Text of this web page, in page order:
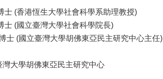
士 (香港恆生大學社會科學系助理教授)
士 (國立臺灣大學社會科學院長)
士 (國立臺灣大學胡佛東亞民主研究中心主任)
大學胡佛東亞民主研究中心